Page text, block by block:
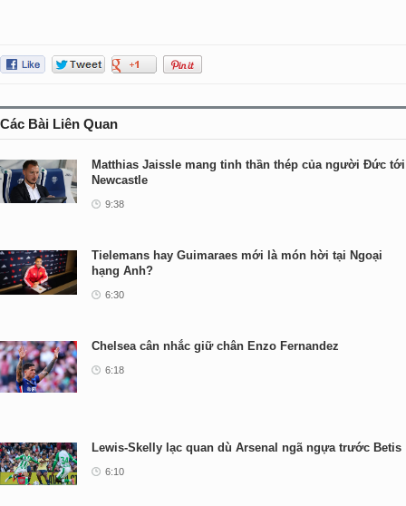
Các Bài Liên Quan
Matthias Jaissle mang tinh thần thép của người Đức tới
Newcastle
9:38
Tielemans hay Guimaraes mới là món hời tại Ngoại
hạng Anh?
6:30
Chelsea cân nhắc giữ chân Enzo Fernandez
6:18
Lewis-Skelly lạc quan dù Arsenal ngã ngựa trước Betis
6:10